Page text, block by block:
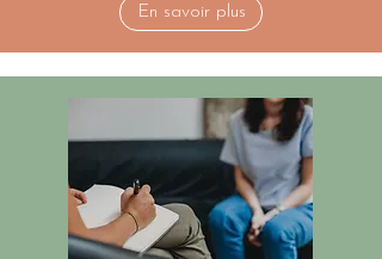
En savoir plus